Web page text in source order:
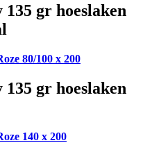
135 gr hoeslaken
80/100 x 200
135 gr hoeslaken
140 x 200